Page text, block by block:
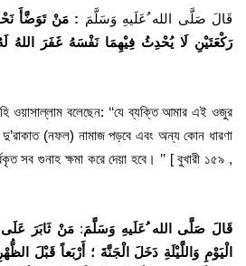
قَالَ صَلَّى الله ُعَلَيهِ وَسَلَّمَ : مَنْ تَوَضَّأَ
رَكْعَتَيْنِ لَا يُحْدِثُ فِيْهِمَا نَفْسَهُ غَفَرَ اللهُ
ওয়াসাল্লাম বলেছেন: ‘‘যে ব্যক্তি আমার এই ওজুর
(নফল) নামাজ পড়বে এবং অন্য কোন ধারণা
সব গুনাহ ক্ষমা করে দেয়া হবে। ’’ [ বুখারী ১৫৯ ,
قَالَ صَلَّى الله ُعَلَيهِ وَسَلَّمَ:مَنْ ثَابَرَ
الْيَوْمِ وَاللَّيْلَةِ دَخَلَ الْجَنَّةَ ؛ أَرْبَعاً قَبْلَ